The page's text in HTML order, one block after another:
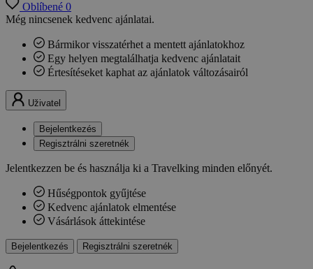
Oblíbené 0
Még nincsenek kedvenc ajánlatai.
Bármikor visszatérhet a mentett ajánlatokhoz
Egy helyen megtalálhatja kedvenc ajánlatait
Értesítéseket kaphat az ajánlatok változásairól
Uživatel
Bejelentkezés
Regisztrálni szeretnék
Jelentkezzen be és használja ki a Travelking minden előnyét.
Hűségpontok gyűjtése
Kedvenc ajánlatok elmentése
Vásárlások áttekintése
Bejelentkezés Regisztrálni szeretnék